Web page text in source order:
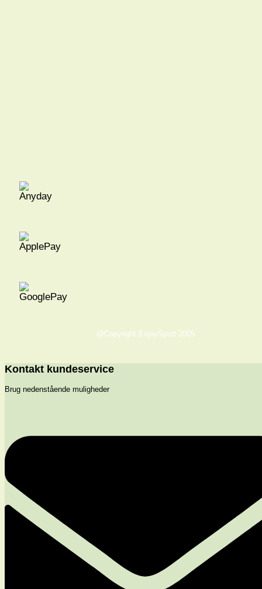
@Copyright EnjoySport 2005
Kontakt kundeservice
Brug nedenstående muligheder